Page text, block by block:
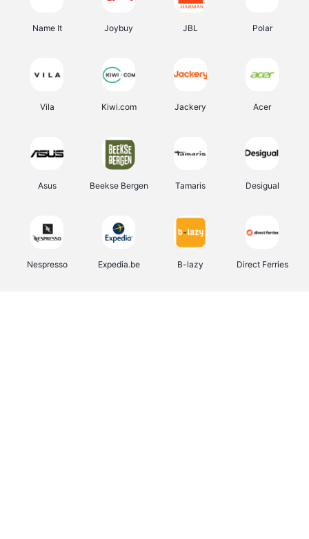
Name It Joybuy JBL Polar
Vila Kiwi.com Jackery Acer
Asus Beekse Bergen Tamaris Desigual
Nespresso Expedia.be B-lazy Direct Ferries